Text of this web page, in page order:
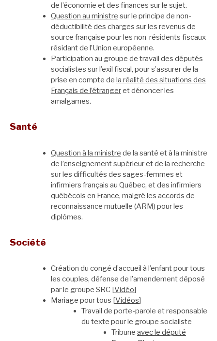
de l’économie et des finances sur le sujet.
Question au ministre sur le principe de non-
déductibilité des charges sur les revenus de
source française pour les non-résidents fiscaux
résidant de l’Union européenne.
Participation au groupe de travail des députés
socialistes sur l’exil fiscal, pour s’assurer de la
prise en compte de la réalité des situations des
Français de l’étrangeret dénoncer les
amalgames.
Santé
Question à la ministre de la santé et à la ministre
de l’enseignement supérieur et de la recherche
sur les difficultés des sages-femmes et
infirmiers français au Québec, et des infirmiers
québécois en France, malgré les accords de
reconnaissance mutuelle (ARM) pour les
diplômes.
Société
Création du congé d’accueil à l’enfant pour tous
les couples, défense de l’amendement déposé
par le groupe SRC [Vidéo]
Mariage pour tous [Vidéos]
Travail de porte-parole et responsable
du texte pour le groupe socialiste
Tribune avec le député